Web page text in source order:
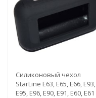
Силиконовый чехол
StarLine E63, E65, E66, E93,
E95, E96, E90, E91, E60, E61